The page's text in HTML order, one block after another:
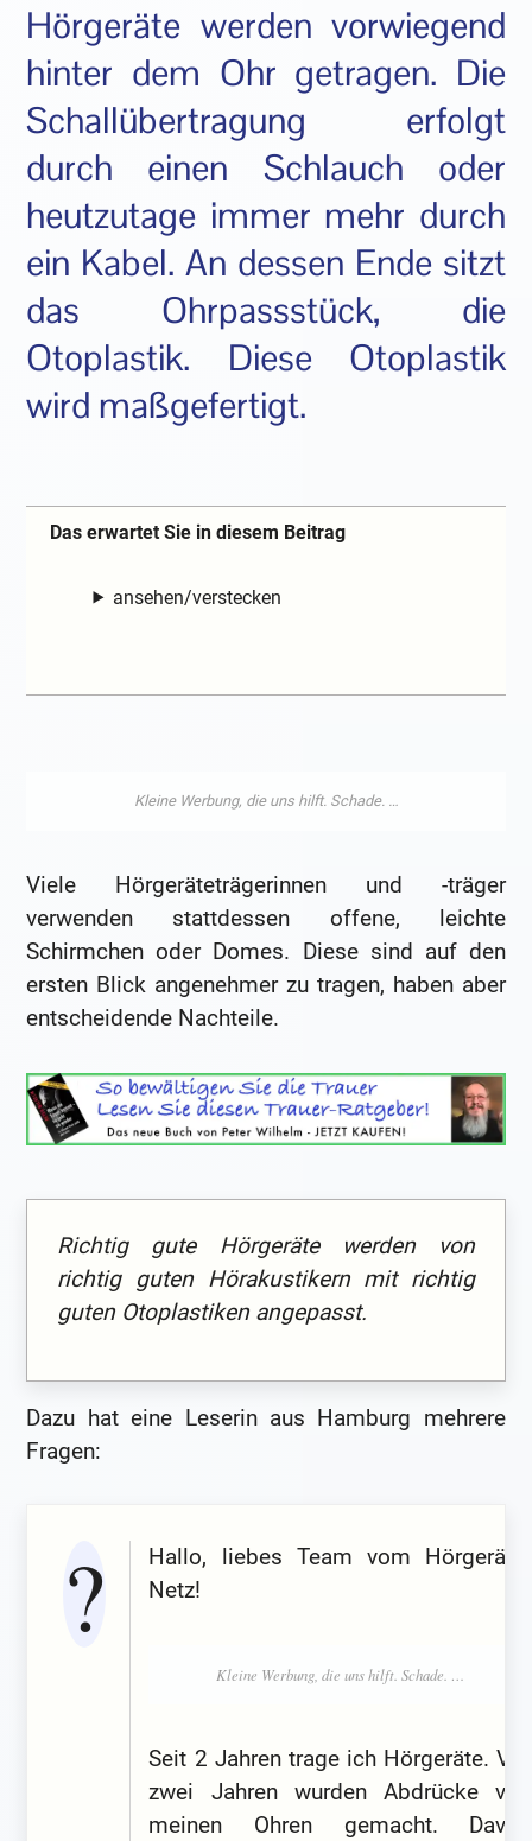
Hörgeräte werden vorwiegend
hinter dem Ohr getragen. Die
Schallübertragung erfolgt
durch einen Schlauch oder
heutzutage immer mehr durch
ein Kabel. An dessen Ende sitzt
das Ohrpassstück, die
Otoplastik. Diese Otoplastik
wird maßgefertigt.
Das erwartet Sie in diesem Beitrag
ansehen/verstecken
Viele Hörgeräteträgerinnen und -träger
verwenden stattdessen offene, leichte
Schirmchen oder Domes. Diese sind auf den
ersten Blick angenehmer zu tragen, haben aber
entscheidende Nachteile.
Richtig gute Hörgeräte werden von
richtig guten Hörakustikern mit richtig
guten Otoplastiken angepasst.
Dazu hat eine Leserin aus Hamburg mehrere
Fragen:
Hallo, liebes Team vom Hörgeräte-
Netz!
Seit 2 Jahren trage ich Hörgeräte. Vor
zwei Jahren wurden Abdrücke von
meinen Ohren gemacht. Davon